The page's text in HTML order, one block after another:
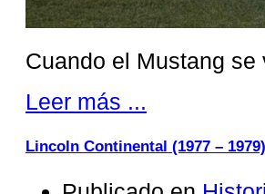
Cuando el Mustang se
Leer más ...
Lincoln Continental (1977 –